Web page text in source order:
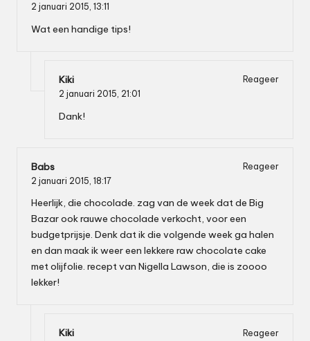
2 januari 2015, 13:11
Wat een handige tips!
Kiki
Reageer
2 januari 2015, 21:01
Dank!
Babs
Reageer
2 januari 2015, 18:17
Heerlijk, die chocolade. zag van de week dat de Big
Bazar ook rauwe chocolade verkocht, voor een
budgetprijsje. Denk dat ik die volgende week ga halen
en dan maak ik weer een lekkere raw chocolate cake
met olijfolie. recept van Nigella Lawson, die is zoooo
lekker!
Kiki
Reageer